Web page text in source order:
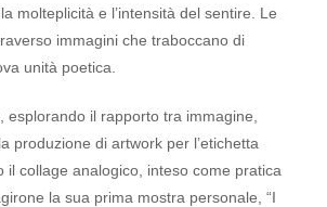
molteplicità e l’intensità del sentire. Le
immagini che traboccano di
unità poetica.
il rapporto tra immagine,
produzione di artwork per l’etichetta
il collage analogico, inteso come pratica
la sua prima mostra personale, “I